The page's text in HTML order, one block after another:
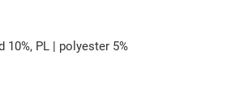
10%, PL | polyester 5%